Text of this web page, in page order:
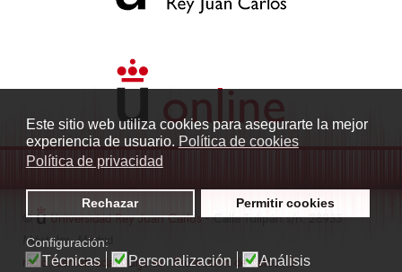
Este sitio web utiliza cookies para asegurarte la mejor
experiencia de usuario. Política de cookies
Política de privacidad
Rechazar Permitir cookies
Configuración:
Técnicas Personalización Análisis
© Universidad Rey Juan Carlos- Calle Tulipán s/n. 28933
Móstoles. Madrid
radio.fuenlabrada1@urjc.es|Protección de datos|